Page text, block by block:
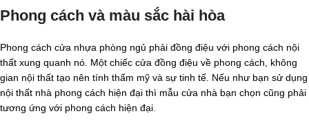
Phong cách và màu sắc hài hòa
Phong cách cửa nhựa phòng ngủ phải đồng điệu với phong cách nội
thất xung quanh nó. Một chiếc cửa đồng điệu về phong cách, không
gian nội thất tạo nên tính thẩm mỹ và sự tinh tế. Nếu như bạn sử dụng
nội thất nhà phong cách hiện đại thì mẫu cửa nhà bạn chọn cũng phải
tương ứng với phong cách hiện đại.